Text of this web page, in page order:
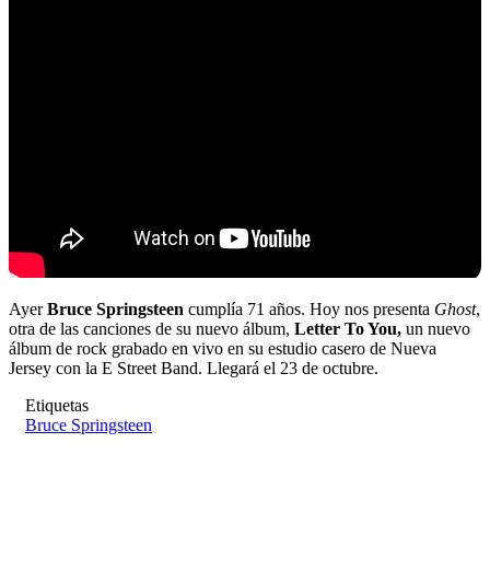
AyerBruce Springsteen cumplía 71 años. Hoy nos presenta Ghost,
otra de las canciones de su nuevo álbum, Letter To You, un nuevo
álbum de rock grabado en vivo en su estudio casero de Nueva
Jersey con la E Street Band. Llegará el 23 de octubre.
Etiquetas
Bruce Springsteen